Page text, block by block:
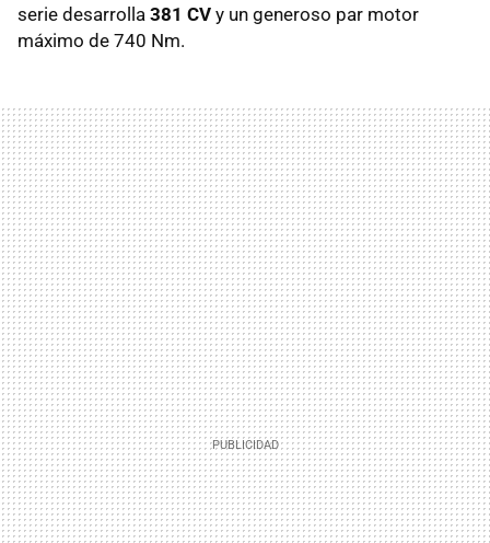
serie desarrolla 381 CV y un generoso par motor
máximo de 740 Nm.